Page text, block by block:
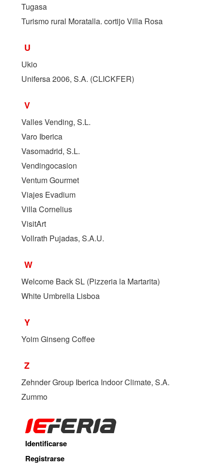
Tugasa
Turismo rural Moratalla. cortijo Villa Rosa
U
Ukio
Unifersa 2006, S.A. (CLICKFER)
V
Valles Vending, S.L.
Varo Iberica
Vasomadrid, S.L.
Vendingocasion
Ventum Gourmet
Viajes Evadium
Villa Cornelius
VisitArt
Vollrath Pujadas, S.A.U.
W
Welcome Back SL (Pizzeria la Martarita)
White Umbrella Lisboa
Y
Yoim Ginseng Coffee
Z
Zehnder Group Iberica Indoor Climate, S.A.
Zummo
Identificarse
Registrarse